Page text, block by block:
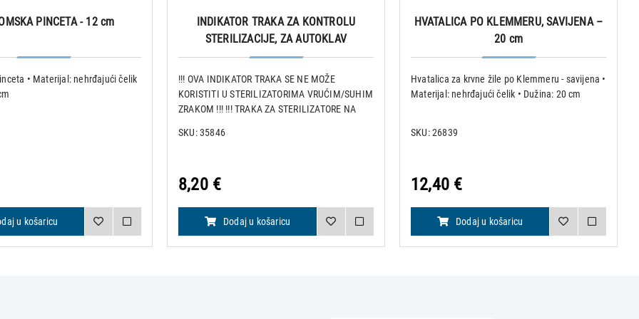
PINCETA - 12 cm
• Materijal: nehrđajući čelik
u košaricu
INDIKATOR TRAKA ZA KONTROLU
STERILIZACIJE, ZA AUTOKLAV
!!! OVA INDIKATOR TRAKA SE NE MOŽE
KORISTITI U STERILIZATORIMA VRUĆIM/SUHIM
ZRAKOM !!! !!! TRAKA ZA STERILIZATORE NA
Podloga trake izrađena je od čvrstog,
SKU: 35846
8,20 €
Dodaj u košaricu
HVATALICA PO KLEMMERU, SAVIJENA –
20 cm
Hvatalica za krvne žile po Klemmeru - savijena •
Materijal: nehrđajući čelik • Dužina: 20 cm
SKU: 26839
12,40 €
Dodaj u košaricu